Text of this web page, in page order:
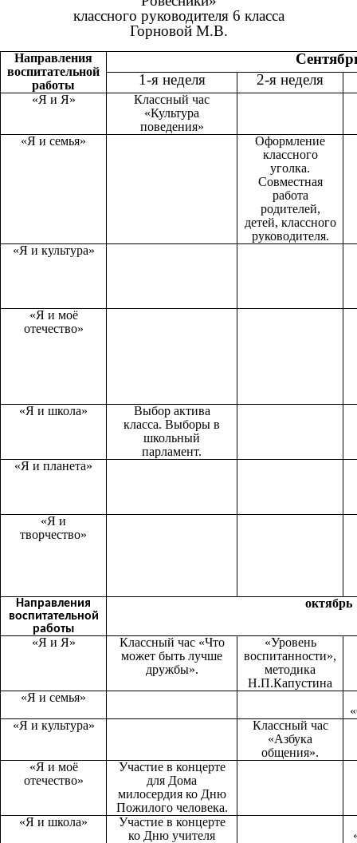
классного руководителя 6 класса
Горновой М.В.
Направления
воспитательной
работы
1-я неделя
2-я неделя
«Я и Я»
Классный час
«Культура
поведения»
«Я и семья»
Оформление
классного
уголка.
Совместная
работа
родителей,
детей, классного
руководителя.
«Я и культура»
«Я и моё
отечество»
«Я и школа»
Выбор актива
класса. Выборы в
школьный
парламент.
«Я и планета»
«Я и
творчество»
Направления
воспитательной
работы
октябрь
«Я и Я»
Классный час «Что
может быть лучше
дружбы».
«Уровень
воспитанности»,
методика
Н.П.Капустина
«Я и семья»
«Я и культура»
Классный час
«Азбука
общения».
«Я и моё
отечество»
Участие в концерте
для Дома
милосердия ко Дню
Пожилого человека.
«Я и школа»
Участие в концерте
ко Дню учителя